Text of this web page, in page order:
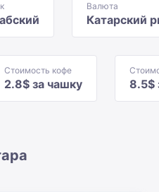
Валюта
Катарский
Стоимость кофе
2.8$ за чашку 8.5$